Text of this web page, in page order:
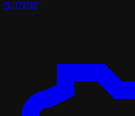
TL-179702